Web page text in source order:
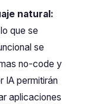
natural:
que se
se
no-code y
IA permitirán
aplicaciones